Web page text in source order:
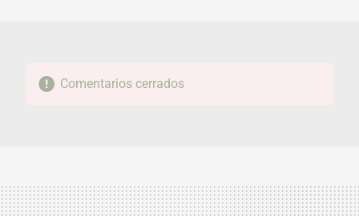
Comentarios cerrados